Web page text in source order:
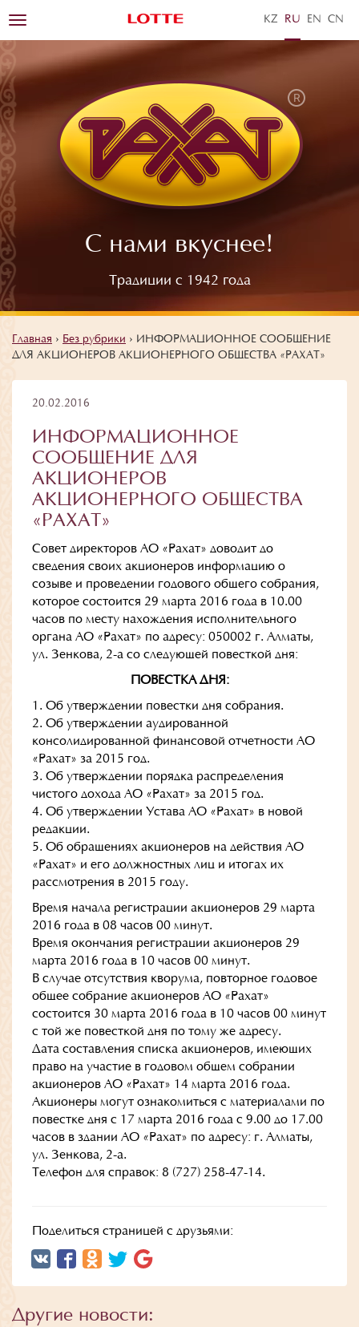
KZ RU EN ZH
С нами вкуснее!
Традиции с 1942 года
Toggle
navigation
Главная › Без рубрики › ИНФОРМАЦИОННОЕ СООБЩЕНИЕ
ДЛЯ АКЦИОНЕРОВ АКЦИОНЕРНОГО ОБЩЕСТВА «РАХАТ»
20.02.2016
ИНФОРМАЦИОННОЕ
СООБЩЕНИЕ ДЛЯ
АКЦИОНЕРОВ
АКЦИОНЕРНОГО ОБЩЕСТВА
«РАХАТ»
Совет директоров АО «Рахат» доводит до
сведения своих акционеров информацию о
созыве и проведении годового общего собрания,
которое состоится 29 марта 2016 года в 10.00
часов по месту нахождения исполнительного
органа АО «Рахат» по адресу: 050002 г. Алматы,
ул. Зенкова, 2-а со следующей повесткой дня:
ПОВЕСТКА ДНЯ:
1. Об утверждении повестки дня собрания.
2. Об утверждении аудированной
консолидированной финансовой отчетности АО
«Рахат» за 2015 год.
3. Об утверждении порядка распределения
чистого дохода АО «Рахат» за 2015 год.
4. Об утверждении Устава АО «Рахат» в новой
редакции.
5. Об обращениях акционеров на действия АО
«Рахат» и его должностных лиц и итогах их
рассмотрения в 2015 году.
Время начала регистрации акционеров 29 марта
2016 года в 08 часов 00 минут.
Время окончания регистрации акционеров 29
марта 2016 года в 10 часов 00 минут.
В случае отсутствия кворума, повторное годовое
общее собрание акционеров АО «Рахат»
состоится 30 марта 2016 года в 10 часов 00 минут
с той же повесткой дня по тому же адресу.
Дата составления списка акционеров, имеющих
право на участие в годовом общем собрании
акционеров АО «Рахат» 14 марта 2016 года.
Акционеры могут ознакомиться с материалами по
повестке дня с 17 марта 2016 года с 9.00 до 17.00
часов в здании АО «Рахат» по адресу: г. Алматы,
ул. Зенкова, 2-а.
Телефон для справок: 8 (727) 258-47-14.
Поделиться страницей с друзьями:
Другие новости: